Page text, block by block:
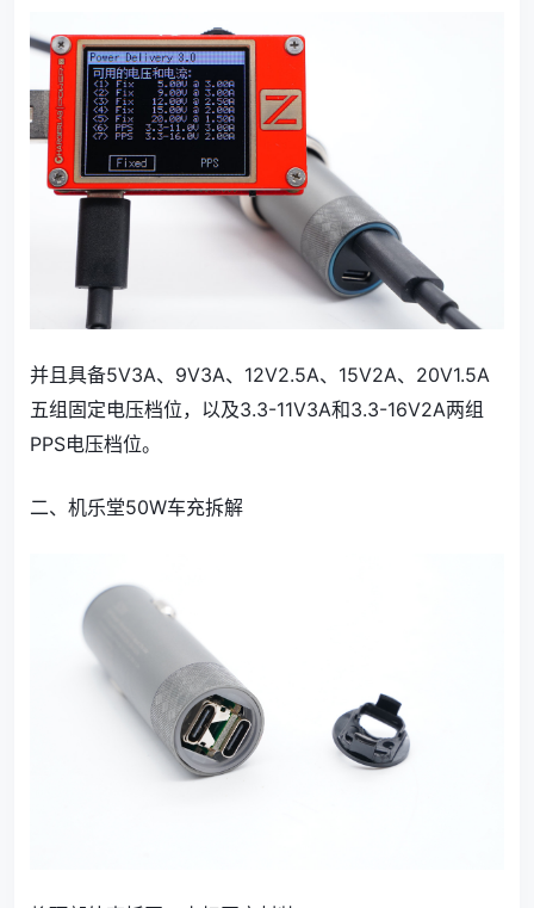
并且具备5V3A、9V3A、12V2.5A、15V2A、20V1.5A
五组固定电压档位，以及3.3-11V3A和3.3-16V2A两组
PPS电压档位。
二、机乐堂50W车充拆解